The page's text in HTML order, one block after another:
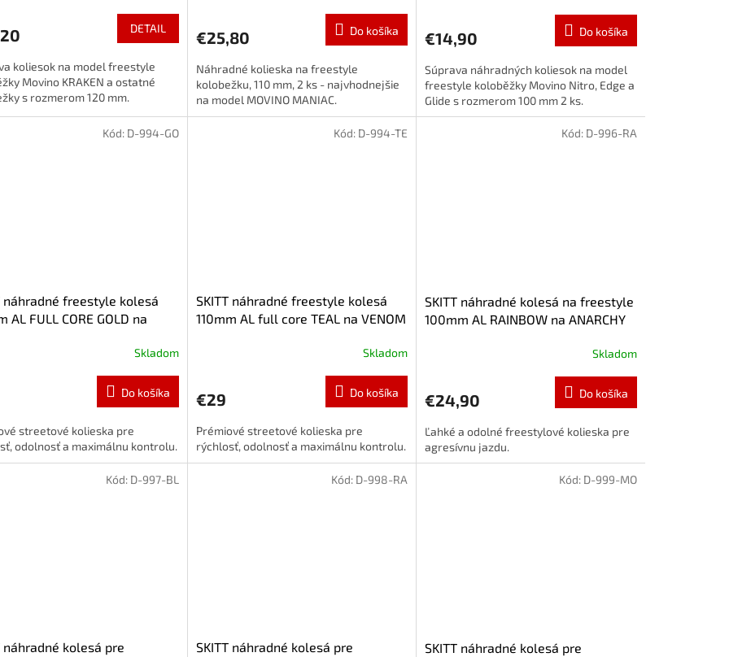
DETAIL
koliesok na model freestyle
Movino KRAKEN a ostatné
s rozmerom 120 mm.
€25,80 Do košíka
Náhradné kolieska na freestyle
kolobežku, 110 mm, 2 ks - najvhodnejšie
na model MOVINO MANIAC.
€14,90 Do košíka
Súprava náhradných koliesok na model
freestyle koloběžky Movino Nitro, Edge a
Glide s rozmerom 100 mm 2 ks.
náhradné freestyle kolesá
AL FULL CORE GOLD na
Skladom
Do košíka
streetové kolieska pre
odolnosť a maximálnu kontrolu.
Kód: D-994-GO
SKITT náhradné freestyle kolesá
110mm AL full core TEAL na VENOM
Skladom
€29 Do košíka
Prémiové streetové kolieska pre
rýchlosť, odolnosť a maximálnu kontrolu.
Kód: D-994-TE
SKITT náhradné kolesá na freestyle
100mm AL RAINBOW na ANARCHY
Skladom
€24,90 Do košíka
Ľahké a odolné freestylové kolieska pre
agresívnu jazdu.
Kód: D-996-RA
náhradné kolesá pre
Kód: D-997-BL
SKITT náhradné kolesá pre
Kód: D-998-RA
SKITT náhradné kolesá pre
Kód: D-999-MO